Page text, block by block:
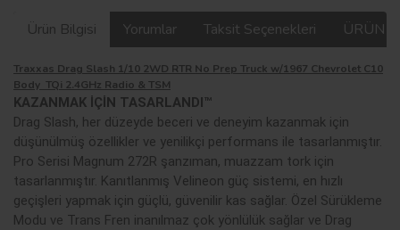
Ürün Bilgisi Yorumlar Taksit Seçenekleri ÜRÜN
Traxxas Drag Slash 1/10 2WD RTR No Prep Truck w/1967 Chevrolet C10
Body TQi 2.4GHz Radio & TSM
KAZANMAK İÇİN TASARLANDI™
Drag Slash, her düzeyde beceri ve deneyim kazanmak için
düşünülmüş özellikler ve yenilikçi performans ile tasarlanmıştır.
Pro Serisi Magnum 272R şanzıman, muazzam tork için
tasarlanmıştır. Kanıtlanmış Velineon güç sistemi, en hızlı
geçişleri yapmak için güçlü, güvenilir kas sağlar. Özel Sürükleme
Modu ve Trans Fren inanılmaz çok yönlülük sağlar ve Drag